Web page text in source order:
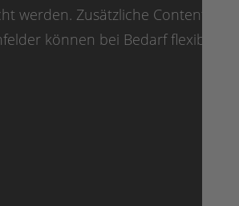
werden. Zusätzliche Content
können bei Bedarf flexibel